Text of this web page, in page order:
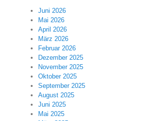
Juni 2026
Mai 2026
April 2026
März 2026
Februar 2026
Dezember 2025
November 2025
Oktober 2025
September 2025
August 2025
Juni 2025
Mai 2025